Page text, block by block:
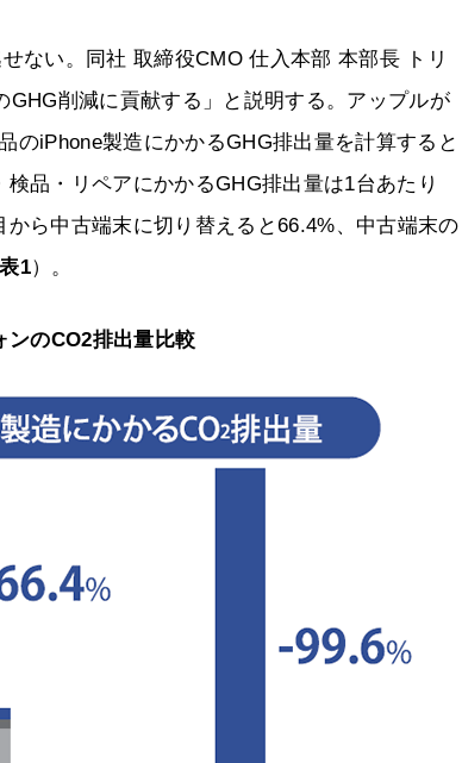
ない。同社 取締役CMO 仕入本部 本部長 トリ
削減に貢献する」と説明する。アップルが
のiPhone製造にかかるGHG排出量を計算すると
品・リペアにかかるGHG排出量は1台あたり
ら中古端末に切り替えると66.4%、中古端末の
1）。
のCO2排出量比較